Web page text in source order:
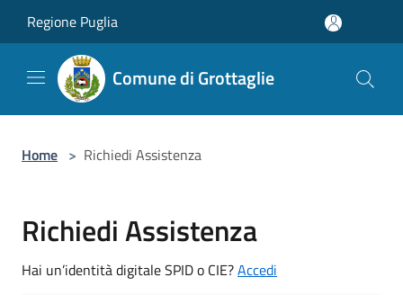
Regione Puglia
Comune di Grottaglie
Home > Richiedi Assistenza
Richiedi Assistenza
Hai un’identità digitale SPID o CIE?Accedi